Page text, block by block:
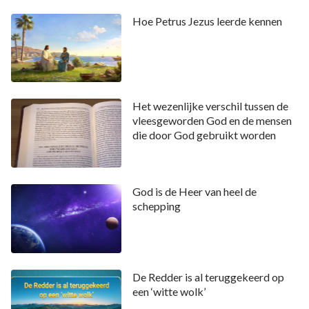
plaatselijke pestkoppen zijn, en deze gevolgd worden
door ‘vliegjes’ die totaal geen
onderscheidingsvermogen hebben, en als de
gemeenteleden, zelfs als ze de waarheid hebben
gezien, nog altijd de greep en manipulatie van deze
pestkoppen niet kunnen afwijzen, dan zullen al deze
dwazen uiteindelijk worden verstoten. Deze vliegjes
hebben misschien niets vreselijks gedaan, maar zij zijn
iedereen die zo is, zal worden verstoten. Er zal er niet
één overblijven! Zij die aan Satan toebehoren, zullen
aan Satan worden teruggegeven, terwijl zij die aan
God toebehoren, beslist op zoek zullen gaan naar de
waarheid; dit wordt bepaald door hun natuur. Laat al
degenen die Satan volgen vergaan! Aan zulke mensen
Hoe Petrus Jezus leerde kennen
Het wezenlijke verschil tussen de
vleesgeworden God en de mensen
die door God gebruikt worden
God is de Heer van heel de
schepping
De Redder is al teruggekeerd op
een ‘witte wolk’